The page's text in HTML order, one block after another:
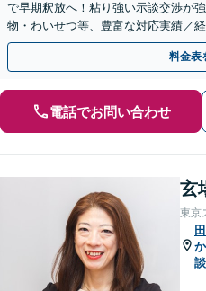
で早期釈放へ！粘り強い示談交渉が
物・わいせつ等、豊富な対応実績／
のサポートも大切に」どんな疑問に
料金表
電話でお問い合わせ
玄
東京